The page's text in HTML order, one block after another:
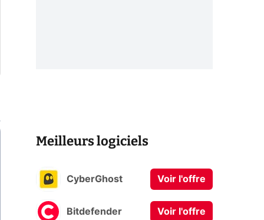
Meilleurs logiciels
CyberGhost Voir l'offre
Bitdefender Voir l'offre